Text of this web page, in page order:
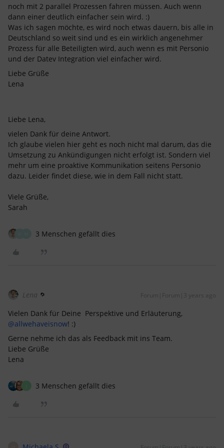
noch mit 2 parallel Prozessen fahren müssen. Auch wenn
dann einer deutlich einfacher sein wird. :)
Was ich sagen möchte, es wird noch etwas dauern, bis alle in
Deutschland so weit sind und es ein wirklich angenehmer
Prozess für alle Beteiligten wird, auch wenn es mit Personio
und der Datev Integration viel einfacher wird.
Liebe Grüße
Lena
Liebe Lena,
vielen Dank für deine Antwort.
Ich glaube vielen hier geht es noch nicht mal darum, das die
Umsetzung zu Ankündigungen nicht erfolgt ist. Sondern viel
mehr um eine proaktive Kommunikation seitens Personio
dazu. Leider findet diese, wie in dem Fall nicht statt.
Viele Grüße,
Sarah
3 Menschen gefällt dies
Lena Forum|Forum|3 years ago
Vielen Dank für Deine Perspektive und Erläuterung,
@allwehaveisnow! :)
Gerne nehme ich das als Feedback mit ins Team.
Liebe Grüße
Lena
3 Menschen gefällt dies